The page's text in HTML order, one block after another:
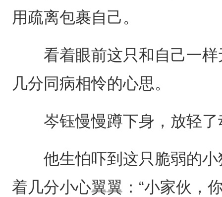
用疏离包裹自己。
看着眼前这只和自己一样
几分同病相怜的心思。
岑钰慢慢蹲下身，放轻了
他生怕吓到这只脆弱的小
着几分小心翼翼：“小家伙，